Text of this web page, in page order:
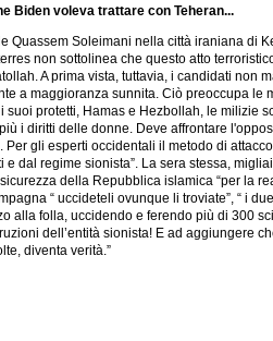
Biden voleva trattare con Teheran...
Soleimani nella città iraniana
non sottolinea che questo atto
A prima vista, tuttavia, i candidati non
a maggioranza sunnita. Ciò preoccupa
protetti, Hamas e Hezbollah, le
i diritti delle donne. Deve affrontare
gli esperti occidentali il metodo di
regime sionista”. La sera stessa,
della Repubblica islamica “per la
“ uccideteli ovunque li troviate”, “
folla, uccidendo e ferendo più di 300
dell’entità sionista! E ad aggiungere
diventa verità.”